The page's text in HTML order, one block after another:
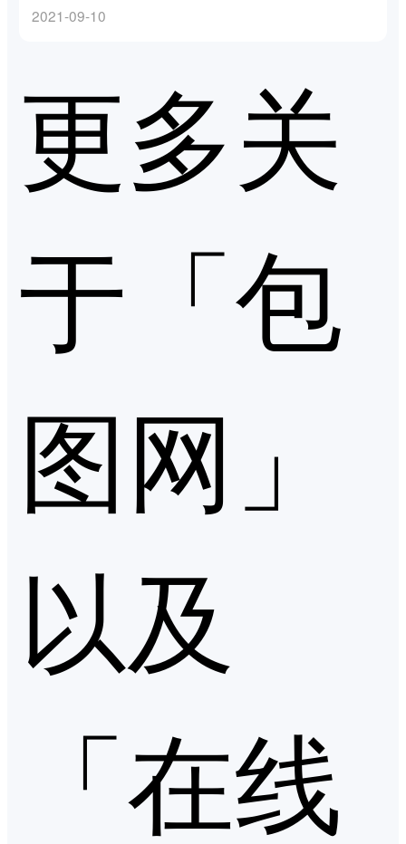
2021-09-10
更多关
于「包
图网」
以及
「在线